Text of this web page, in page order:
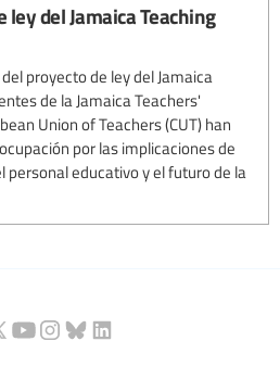
ley del Jamaica Teaching
proyecto de ley del Jamaica
de la Jamaica Teachers'
Union of Teachers (CUT) han
por las implicaciones de
personal educativo y el futuro de la